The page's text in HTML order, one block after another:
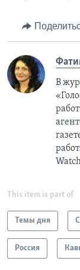
В
This item is part of
Темы дня
Россия